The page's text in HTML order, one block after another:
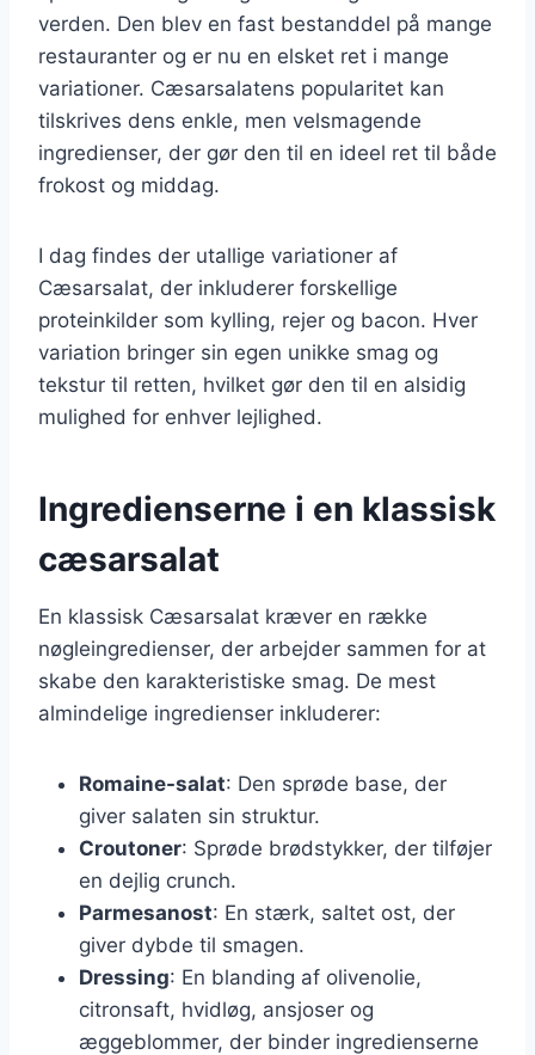
verden. Den blev en fast bestanddel på mange
restauranter og er nu en elsket ret i mange
variationer. Cæsarsalatens popularitet kan
tilskrives dens enkle, men velsmagende
ingredienser, der gør den til en ideel ret til både
frokost og middag.
I dag findes der utallige variationer af
Cæsarsalat, der inkluderer forskellige
proteinkilder som kylling, rejer og bacon. Hver
variation bringer sin egen unikke smag og
tekstur til retten, hvilket gør den til en alsidig
mulighed for enhver lejlighed.
Ingredienserne i en klassisk
cæsarsalat
En klassisk Cæsarsalat kræver en række
nøgleingredienser, der arbejder sammen for at
skabe den karakteristiske smag. De mest
almindelige ingredienser inkluderer:
Romaine-salat: Den sprøde base, der
giver salaten sin struktur.
Croutoner: Sprøde brødstykker, der tilføjer
en dejlig crunch.
Parmesanost: En stærk, saltet ost, der
giver dybde til smagen.
Dressing: En blanding af olivenolie,
citronsaft, hvidløg, ansjoser og
æggeblommer, der binder ingredienserne